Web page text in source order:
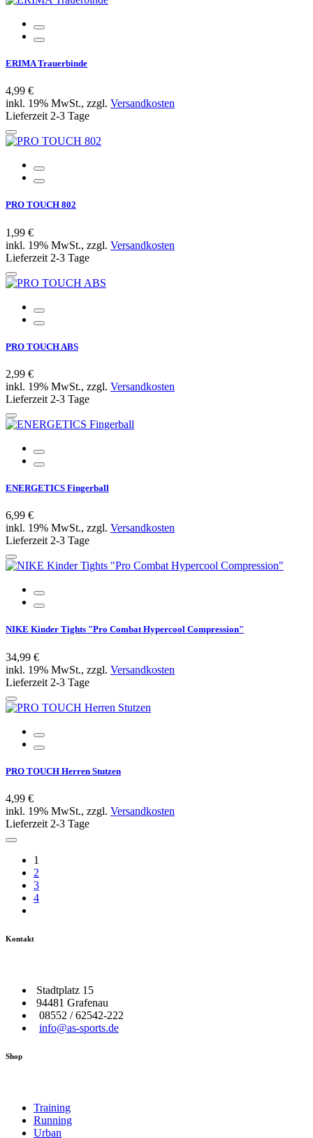
ERIMA Trauerbinde
4,99 €
inkl. 19% MwSt., zzgl. Versandkosten
Lieferzeit 2-3 Tage
PRO TOUCH 802
1,99 €
inkl. 19% MwSt., zzgl. Versandkosten
Lieferzeit 2-3 Tage
PRO TOUCH ABS
2,99 €
inkl. 19% MwSt., zzgl. Versandkosten
Lieferzeit 2-3 Tage
ENERGETICS Fingerball
6,99 €
inkl. 19% MwSt., zzgl. Versandkosten
Lieferzeit 2-3 Tage
NIKE Kinder Tights "Pro Combat Hypercool Compression"
34,99 €
inkl. 19% MwSt., zzgl. Versandkosten
Lieferzeit 2-3 Tage
PRO TOUCH Herren Stutzen
4,99 €
inkl. 19% MwSt., zzgl. Versandkosten
Lieferzeit 2-3 Tage
1
2
3
4
Kontakt
Stadtplatz 15
94481 Grafenau
08552 / 62542-222
info@as-sports.de
Shop
Training
Running
Urban